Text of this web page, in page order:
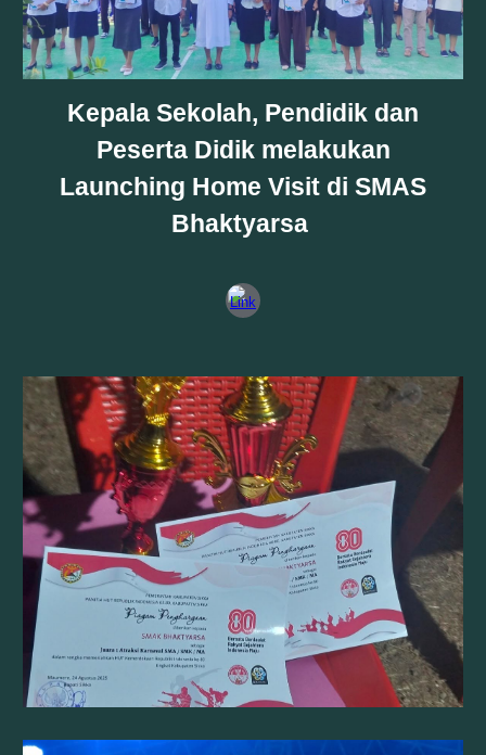
Kepala Sekolah, Pendidik dan
Peserta Didik melakukan
Launching Home Visit di SMAS
Bhaktyarsa